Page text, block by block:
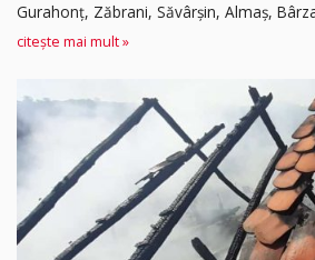
Gurahonț, Zăbrani, Săvârșin, Almaș,
citește mai mult »